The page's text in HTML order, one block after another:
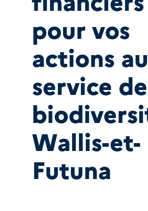
pour vos
actions au
service
Wallis-et-
Futuna